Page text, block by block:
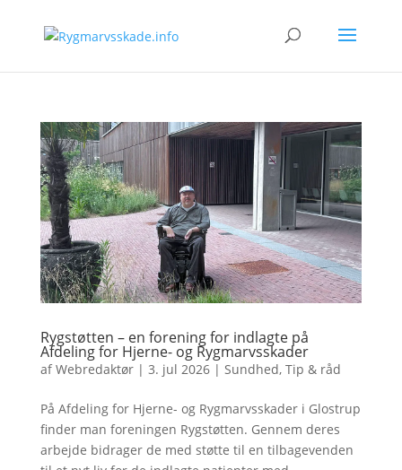
Rygstøtten – en forening for indlagte på
Afdeling for Hjerne- og Rygmarvsskader
afWebredaktør| 3. jul 2026| Sundhed, Tip & råd
På Afdeling for Hjerne- og Rygmarvsskader i Glostrup
finder man foreningen Rygstøtten. Gennem deres
arbejde bidrager de med støtte til en tilbagevenden